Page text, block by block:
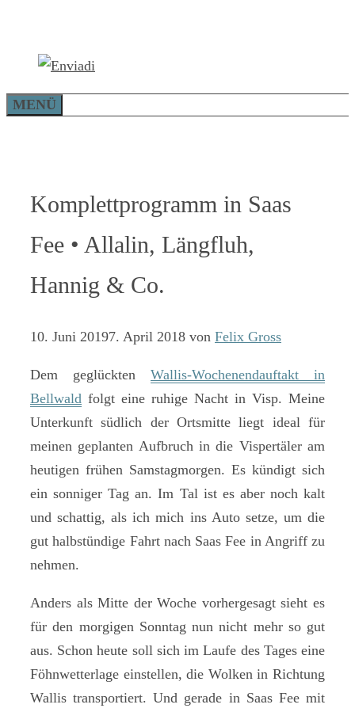
springen
MENÜ
Komplettprogramm in Saas
Fee • Allalin, Längfluh,
Hannig & Co.
10. Juni 20197. April 2018 von Felix Gross
Dem geglückten Wallis-Wochenendauftakt in
Bellwald folgt eine ruhige Nacht in Visp. Meine
Unterkunft südlich der Ortsmitte liegt ideal für
meinen geplanten Aufbruch in die Vispertäler am
heutigen frühen Samstagmorgen. Es kündigt sich
ein sonniger Tag an. Im Tal ist es aber noch kalt
und schattig, als ich mich ins Auto setze, um die
gut halbstündige Fahrt nach Saas Fee in Angriff zu
nehmen.
Anders als Mitte der Woche vorhergesagt sieht es
für den morgigen Sonntag nun nicht mehr so gut
aus. Schon heute soll sich im Laufe des Tages eine
Föhnwetterlage einstellen, die Wolken in Richtung
Wallis transportiert. Und gerade in Saas Fee mit